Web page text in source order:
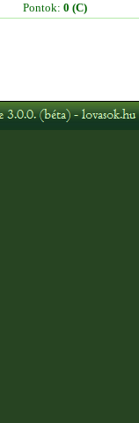
Pontok: 0 (C)